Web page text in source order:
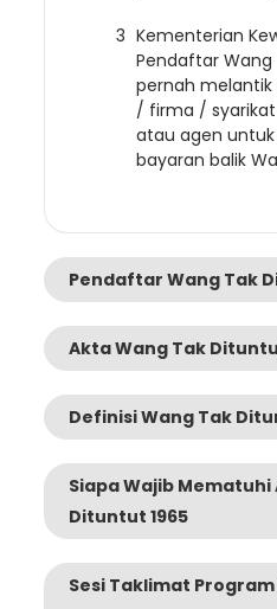
Kementerian
Pendaftar
pernah
/ firma /
atau agen
bayaran balik
Pendaftar Wang Tak
Akta Wang Tak
Definisi Wang Tak
Siapa Wajib Mematuhi
Dituntut 1965
Sesi Taklimat